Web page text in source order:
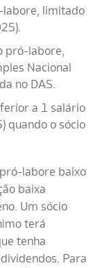
labore, limitado
pró-labore,
Nacional
no DAS.
a 1 salário
quando o sócio
labore baixo
baixa
Um sócio
terá
tenha
Para